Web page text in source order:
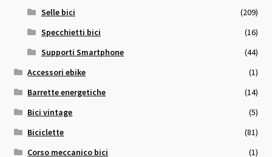
Selle bici
(209)
Specchietti bici
(16)
Supporti Smartphone
(44)
Accessori ebike
(1)
Barrette energetiche
(14)
Bici vintage
(5)
Biciclette
(81)
Corso meccanico bici
(1)